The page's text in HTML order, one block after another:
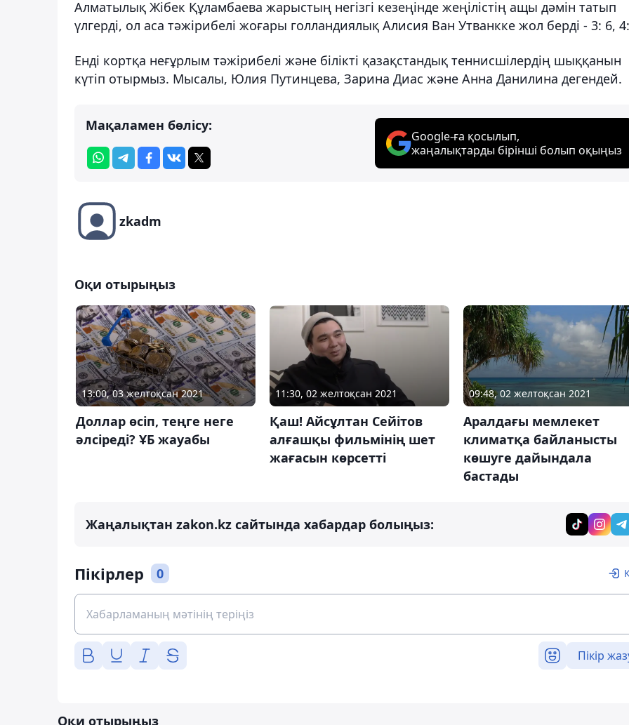
Алматылық Жібек Құламбаева жарыстың негізгі кезеңінде жеңілістің ащы дәмін татып
үлгерді, ол аса тәжірибелі жоғары голландиялық Алисия Ван Утванкке жол берді - 3: 6,
Енді кортқа неғұрлым тәжірибелі және білікті қазақстандық теннисшілердің шыққанын
күтіп отырмыз. Мысалы, Юлия Путинцева, Зарина Диас және Анна Данилина дегендей.
Мақаламен бөлісу:
Google-ға қосылып,
жаңалықтарды бірінші болып оқыңыз
zkadm
Оқи отырыңыз
13:00, 03 желтоқсан 2021
Доллар өсіп, теңге неге
әлсіреді? ҰБ жауабы
11:30, 02 желтоқсан 2021
Қаш! Айсұлтан Сейітов
алғашқы фильмінің шет
жағасын көрсетті
09:48, 02 желтоқсан 2021
Аралдағы мемлекет
климатқа байланысты
көшуге дайындала
бастады
Жаңалықтан zakon.kz сайтында хабардар болыңыз:
Пікірлер 0
Пікір
Оқи отырыңыз